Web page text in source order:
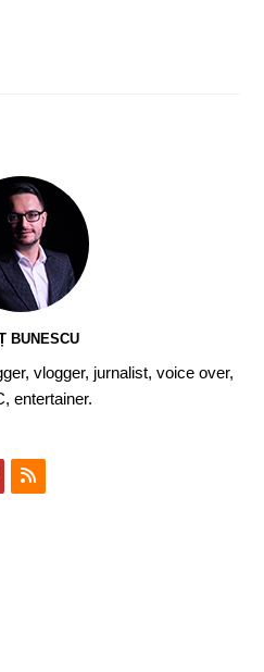
BUNESCU
vlogger, jurnalist, voice over,
entertainer.